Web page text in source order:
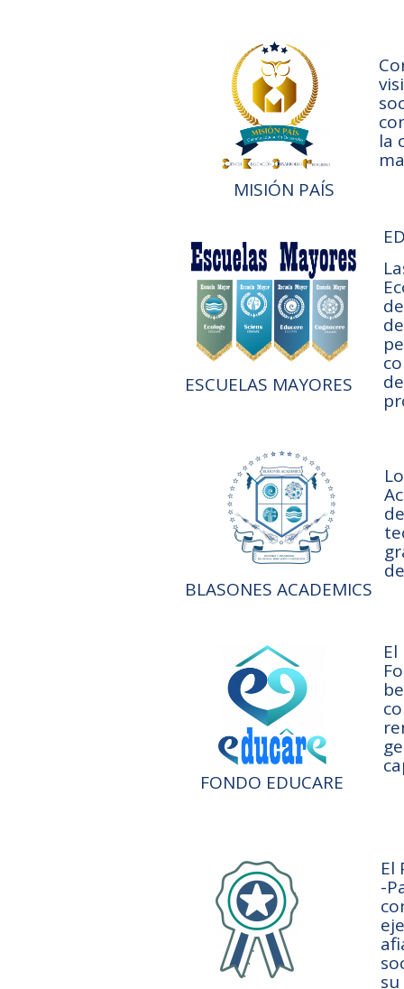
la
El
-
MISIÓN PAÍS
ESCUELAS MAYORES
BLASONES ACADEMICS
FONDO EDUCARE